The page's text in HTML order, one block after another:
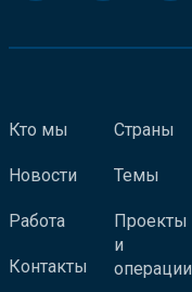
Кто мы
Новости
Работа
Контакты
Страны
Темы
Проекты
и
операции